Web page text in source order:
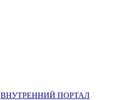
ВНУТРЕННИЙ ПОРТАЛ